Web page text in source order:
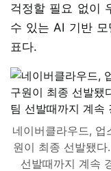
걱정할 필요 없이
수 있는 AI 기반
표다.
네이버클라우드, 업
원이 최종 선발됐
선발때까지 계속